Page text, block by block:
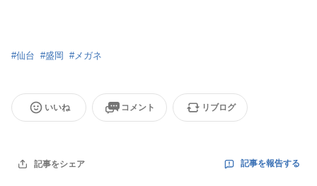
#仙台 #盛岡 #メガネ
いいね コメント リブログ
記事をシェア 記事を報告する